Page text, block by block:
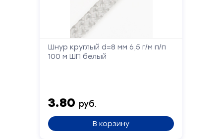
Шнур круглый d=8 мм 6,5 г/м п/п
100 м ШП белый
3.80 руб.
В корзину